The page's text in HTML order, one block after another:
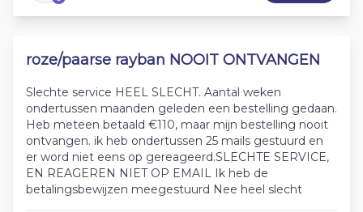
roze/paarse rayban NOOIT ONTVANGEN
Slechte service HEEL SLECHT. Aantal weken
ondertussen maanden geleden een bestelling gedaan.
Heb meteen betaald €110, maar mijn bestelling nooit
ontvangen. ik heb ondertussen 25 mails gestuurd en
er word niet eens op gereageerd.SLECHTE SERVICE,
EN REAGEREN NIET OP EMAIL Ik heb de
betalingsbewijzen meegestuurd Nee heel slecht